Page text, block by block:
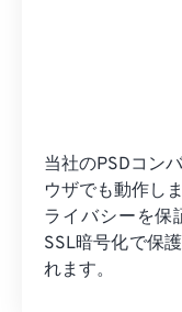
当社のPSDコン
ウザでも動作し
ライバシーを保
SSL暗号化で保
れます。